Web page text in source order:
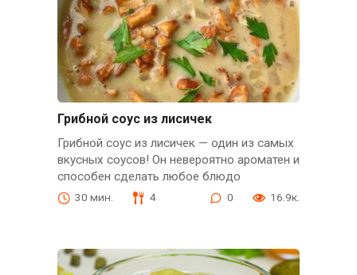
Грибной соус из лисичек
Грибной соус из лисичек — один из самых
вкусных соусов! Он невероятно ароматен и
способен сделать любое блюдо
30 мин. 4 0 16.9к.